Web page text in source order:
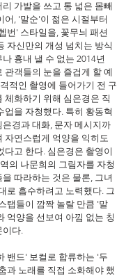
가발을 쓰고 통 넓은 몸빼
어, '말순'이 젊은 시절부터
번' 스타일을, 꽃무늬 패션
자신만의 개성 넘치는 방식
흉내 낼 수 없는 2014년
관객들의 눈을 즐겁게 할 예
적인 촬영에 들어가기 전 구
체화하기 위해 심은경은 직
업을 자청했다. 특히 황동혁
경과 대화, 문자 메시지까
자연스럽게 억양을 익히도
다고 한다. 심은경은 촬영이
역의 나문희의 그림자를 자청
따라하는 것은 물론, 그녀
로 흡수하려고 노력했다. 그
탭들이 깜짝 놀랄 만큼 '말
억양을 선보여 아낌 없는 칭
이다.
밴드' 보컬로 합류하는 '두
과 노래를 직접 소화해야 했